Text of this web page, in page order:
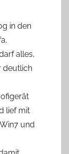
in den
alles,
deutlich
lief mit
und